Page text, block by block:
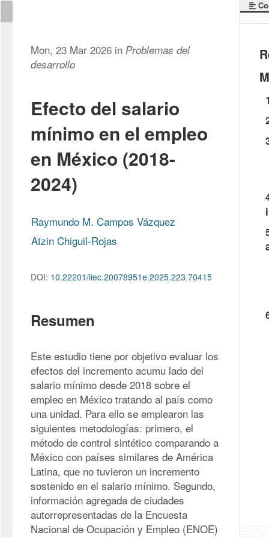
Mon, 23 Mar 2026 in Problemas del
desarrollo
Efecto del salario
mínimo en el empleo
en México (2018-
2024)
Raymundo M. Campos Vázquez
Atzin Chiguil-Rojas
DOI: 10.22201/iiec.20078951e.2025.223.70415
Resumen
Este estudio tiene por objetivo evaluar los
efectos del incremento acumu lado del
salario mínimo desde 2018 sobre el
empleo en México tratando al país como
una unidad. Para ello se emplearon las
siguientes metodologías: primero, el
método de control sintético comparando a
México con países similares de América
Latina, que no tuvieron un incremento
sostenido en el salario mínimo. Segundo,
información agregada de ciudades
autorrepresentadas de la Encuesta
Nacional de Ocupación y Empleo (ENOE)